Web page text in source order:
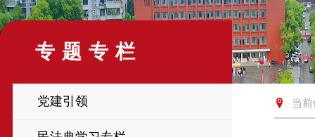
专题专栏
党建引领 当